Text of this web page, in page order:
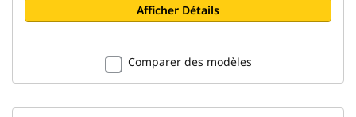
Afficher Détails
Comparer des modèles